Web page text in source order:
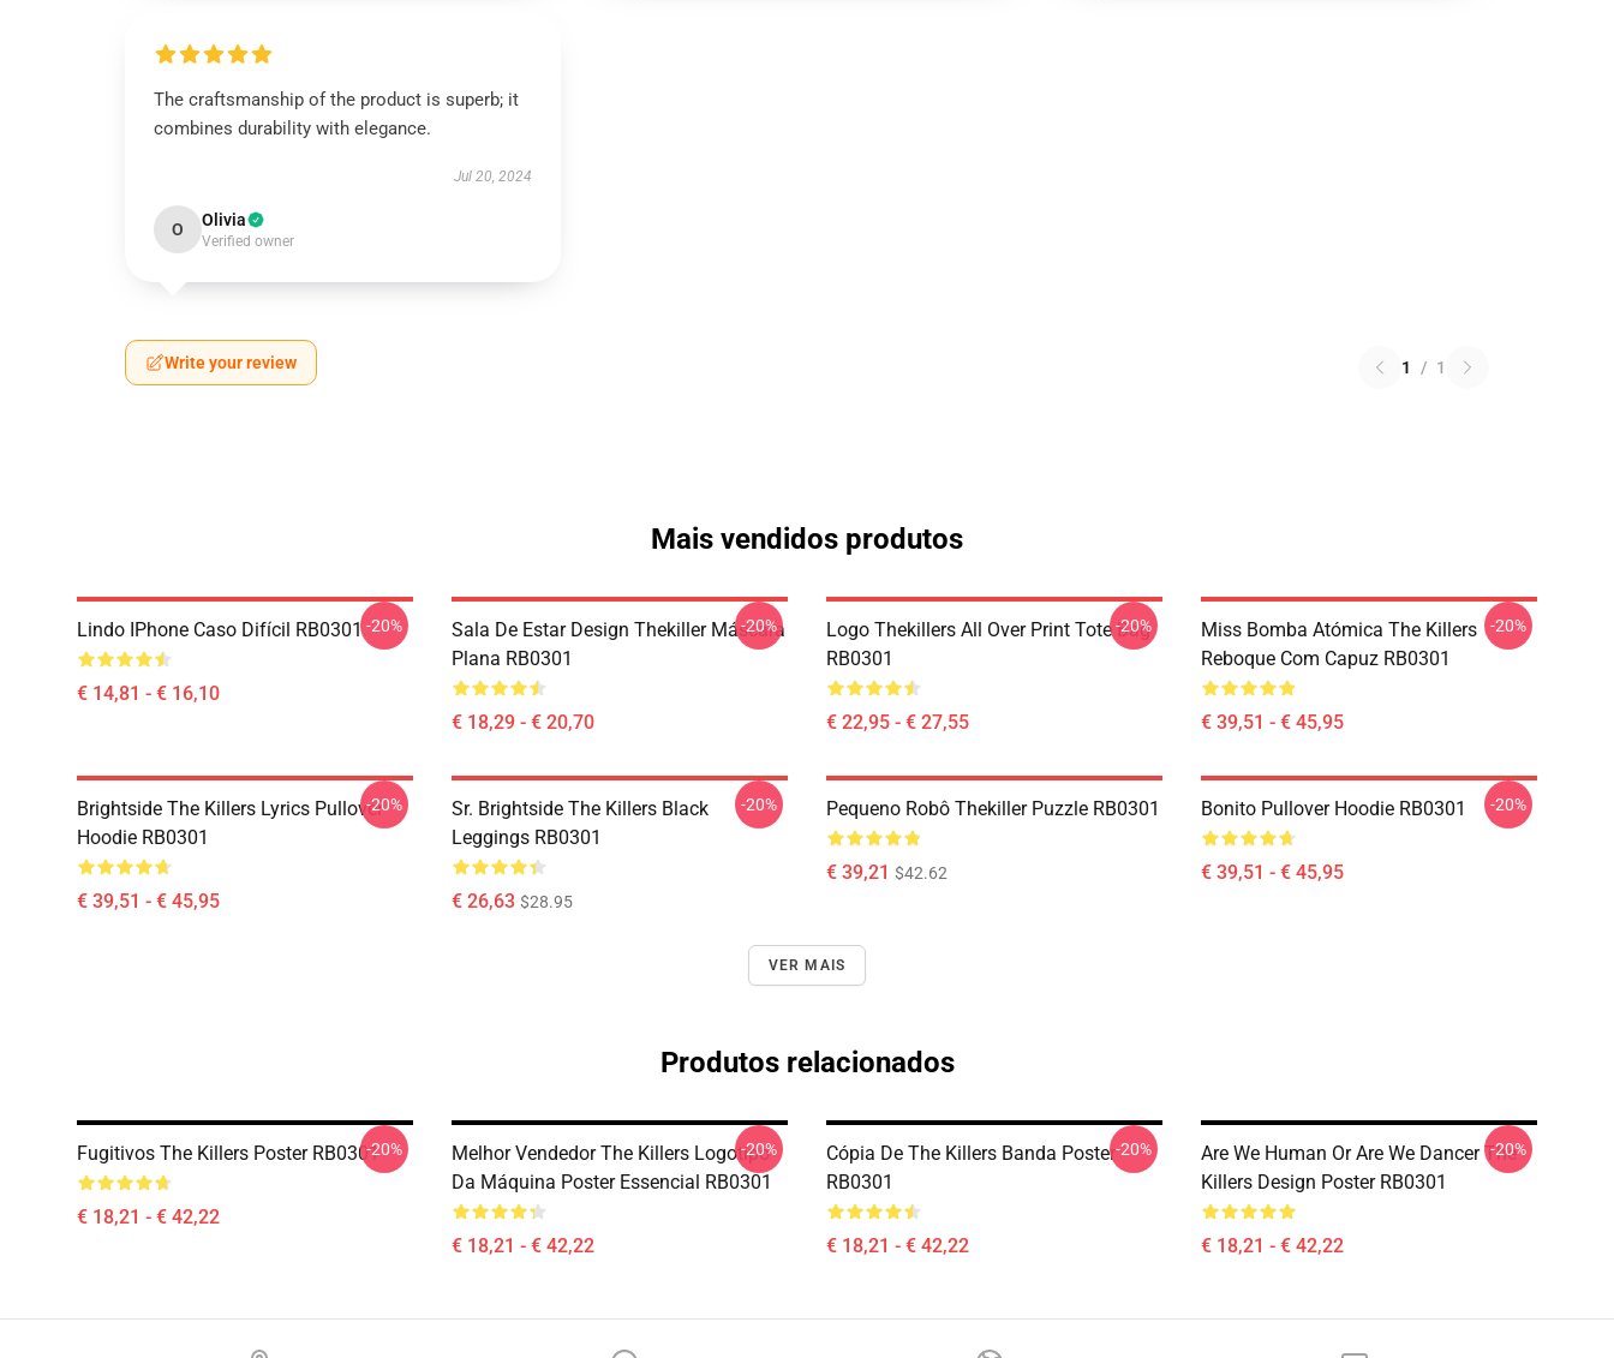
The craftsmanship of the product is superb; it
combines durability with elegance.
Jul 20, 2024
O Olivia
Verified owner
Write your review 1 / 1
Mais vendidos produtos
Lindo IPhone Caso Difícil RB0301
€ 14,81 - € 16,10
-20%
Sala De Estar Design Thekiller Máscara
Plana RB0301
€ 18,29 - € 20,70
-20%
Logo Thekillers All Over Print Tote Bag
RB0301
€ 22,95 - € 27,55
-20%
Miss Bomba Atómica The Killers
Reboque Com Capuz RB0301
€ 39,51 - € 45,95
-20%
Brightside The Killers Lyrics Pullover
Hoodie RB0301
€ 39,51 - € 45,95
-20%
Sr. Brightside The Killers Black
Leggings RB0301
€ 26,63 $28.95
-20% Pequeno Robô Thekiller Puzzle RB0301
€ 39,21 $42.62
Bonito Pullover Hoodie RB0301
€ 39,51 - € 45,95
-20%
VER MAIS
Produtos relacionados
Fugitivos The Killers Poster RB0301
€ 18,21 - € 42,22
-20%
Melhor Vendedor The Killers Logotipo
Da Máquina Poster Essencial RB0301
€ 18,21 - € 42,22
-20%
Cópia De The Killers Banda Poster
RB0301
€ 18,21 - € 42,22
-20%
Are We Human Or Are We Dancer The
Killers Design Poster RB0301
€ 18,21 - € 42,22
-20%